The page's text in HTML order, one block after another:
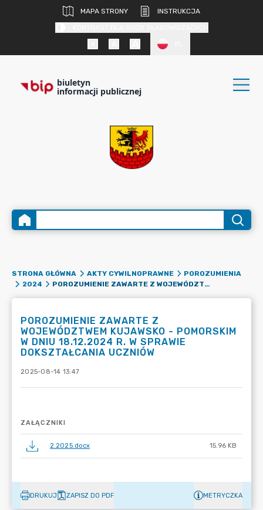
MAPA STRONY
INSTRUKCJA
biuletyn
informacji publicznej
STRONA GŁÓWNA AKTY CYWILNOPRAWNE
POROZUMIENIA
2024
POROZUMIENIE ZAWARTE Z WOJEWÓDZTWEM KUJAWSKO - POMORSKIM W DNIU 18.12.2024 R. W SPRAWIE DOKSZTAŁCANIA UCZNIÓW
POROZUMIENIE ZAWARTE Z
WOJEWÓDZTWEM KUJAWSKO - POMORSKIM
W DNIU 18.12.2024 R. W SPRAWIE
DOKSZTAŁCANIA UCZNIÓW
2025-08-14 13:47
ZAŁĄCZNIKI
2.2025.docx 15.96 KB
DRUKUJ ZAPISZ DO PDF METRYCZKA